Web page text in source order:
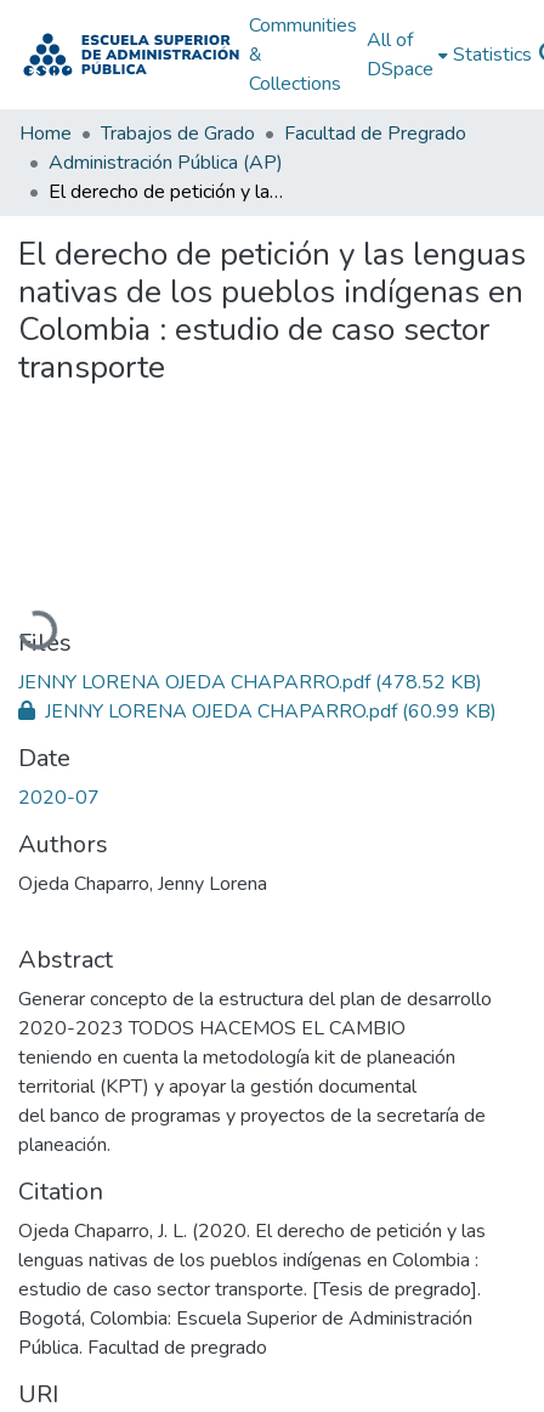
Communities
&
Collections
All of
DSpace
Statistics
Home Trabajos de Grado
Facultad de Pregrado
Administración Pública (AP)
El derecho de petición y las lenguas nativas de los pueblos indígenas en Colombia : estudio de caso sector transporte
El derecho de petición y las lenguas
nativas de los pueblos indígenas en
Colombia : estudio de caso sector
transporte
Loading...
Files
JENNY LORENA OJEDA CHAPARRO.pdf(478.52 KB)
JENNY LORENA OJEDA CHAPARRO.pdf(60.99 KB)
Date
2020-07
Authors
Ojeda Chaparro, Jenny Lorena
Abstract
Generar concepto de la estructura del plan de desarrollo
2020-2023 TODOS HACEMOS EL CAMBIO
teniendo en cuenta la metodología kit de planeación
territorial (KPT) y apoyar la gestión documental
del banco de programas y proyectos de la secretaría de
planeación.
Citation
Ojeda Chaparro, J. L. (2020. El derecho de petición y las
lenguas nativas de los pueblos indígenas en Colombia :
estudio de caso sector transporte. [Tesis de pregrado].
Bogotá, Colombia: Escuela Superior de Administración
Pública. Facultad de pregrado
URI